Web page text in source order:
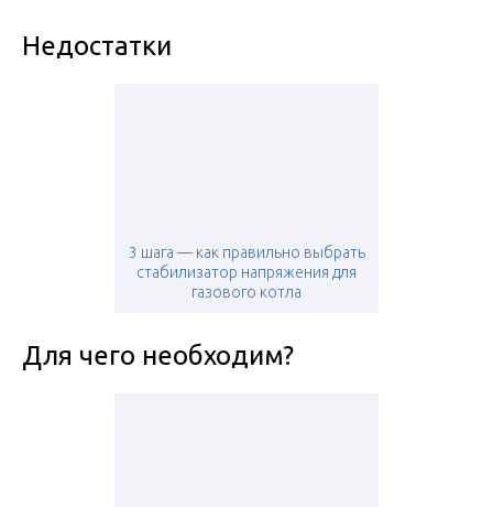
Недостатки
3 шага — как правильно выбрать
стабилизатор напряжения для
газового котла
Для чего необходим?